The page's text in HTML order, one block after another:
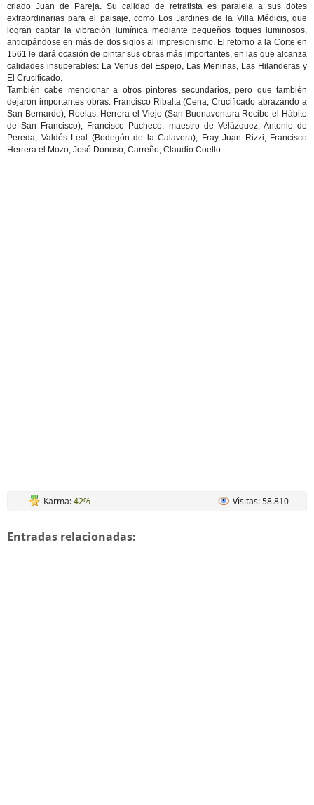
criado Juan de Pareja. Su calidad de retratista es paralela a sus dotes
extraordinarias para el paisaje, como Los Jardines de la Villa Médicis, que
logran captar la vibración lumínica mediante pequeños toques luminosos,
anticipándose en más de dos siglos al impresionismo. El retorno a la Corte en
1561 le dará ocasión de pintar sus obras más importantes, en las que alcanza
calidades insuperables: La Venus del Espejo, Las Meninas, Las Hilanderas y
El Crucificado.
También cabe mencionar a otros pintores secundarios, pero que también
dejaron importantes obras: Francisco Ribalta (Cena, Crucificado abrazando a
San Bernardo), Roelas, Herrera el Viejo (San Buenaventura Recibe el Hábito
de San Francisco), Francisco Pacheco, maestro de Velázquez, Antonio de
Pereda, Valdés Leal (Bodegón de la Calavera), Fray Juan Rizzi, Francisco
Herrera el Mozo, José Donoso, Carreño, Claudio Coello.
Karma:42% Visitas: 58.810
Entradas relacionadas: